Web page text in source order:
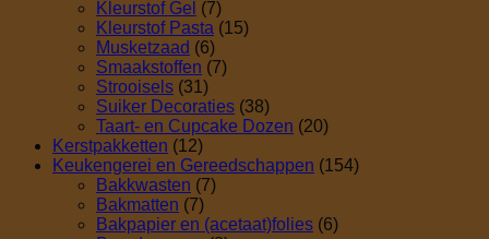
Kleurstof Gel (7)
Kleurstof Pasta (15)
Musketzaad (6)
Smaakstoffen (7)
Strooisels (31)
Suiker Decoraties (38)
Taart- en Cupcake Dozen (20)
Kerstpakketten (12)
Keukengerei en Gereedschappen (154)
Bakkwasten (7)
Bakmatten (7)
Bakpapier en (acetaat)folies (6)